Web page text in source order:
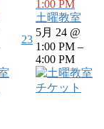
23
1:00 PM
土曜教室
5月 24 @
1:00 PM –
4:00 PM
チケット